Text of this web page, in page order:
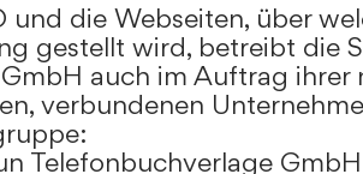
und die Webseiten, über
gestellt wird, betreibt die
auch im Auftrag ihrer
verbundenen
Telefonbuchverlage GmbH